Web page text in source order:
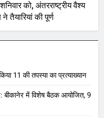
को, अंतरराष्ट्रीय वैश्य
तैयारियां की पूर्ण
11 की तपस्या का प्रत्याख्यान
बीकानेर में विशेष बैठक आयोजित, 9